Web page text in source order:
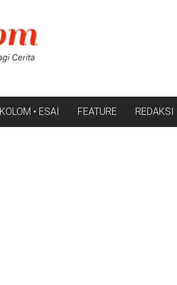
• ESAI FEATURE REDAKSI